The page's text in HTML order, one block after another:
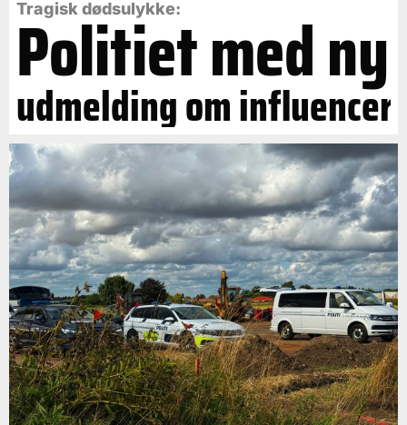
Tragisk dødsulykke:
Politiet med ny
udmelding om influencer